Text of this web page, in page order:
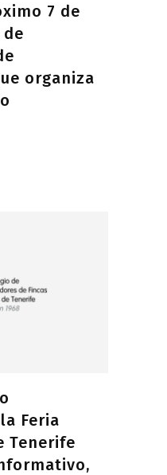
7 de
de
organiza
Feria
Tenerife